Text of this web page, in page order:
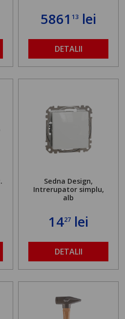
586113 lei
DETALII
Sedna Design,
Intrerupator simplu,
alb
1427 lei
DETALII